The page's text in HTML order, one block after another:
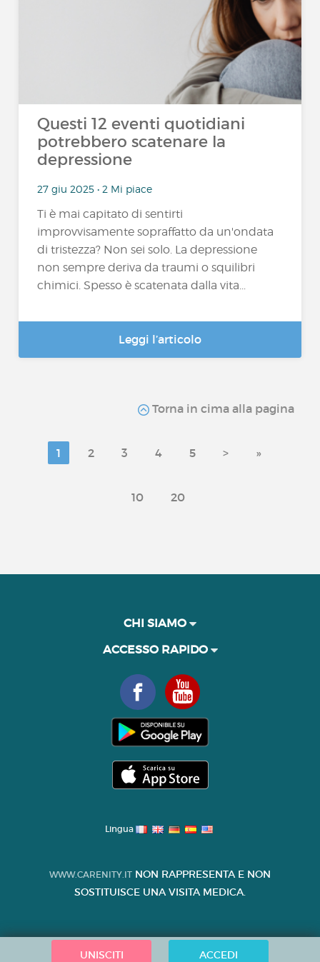
Questi 12 eventi quotidiani
potrebbero scatenare la
depressione
27 giu 2025 • 2 Mi piace
Ti è mai capitato di sentirti
improvvisamente sopraffatto da un'ondata
di tristezza? Non sei solo. La depressione
non sempre deriva da traumi o squilibri
chimici. Spesso è scatenata dalla vita...
Leggi l’articolo
Torna in cima alla pagina
1 2 3 4 5 > »
10 20
UNISCITI ACCEDI
CHI SIAMO
ACCESSO RAPIDO
Lingua
WWW.CARENITY.IT NON RAPPRESENTA E NON
SOSTITUISCE UNA VISITA MEDICA.